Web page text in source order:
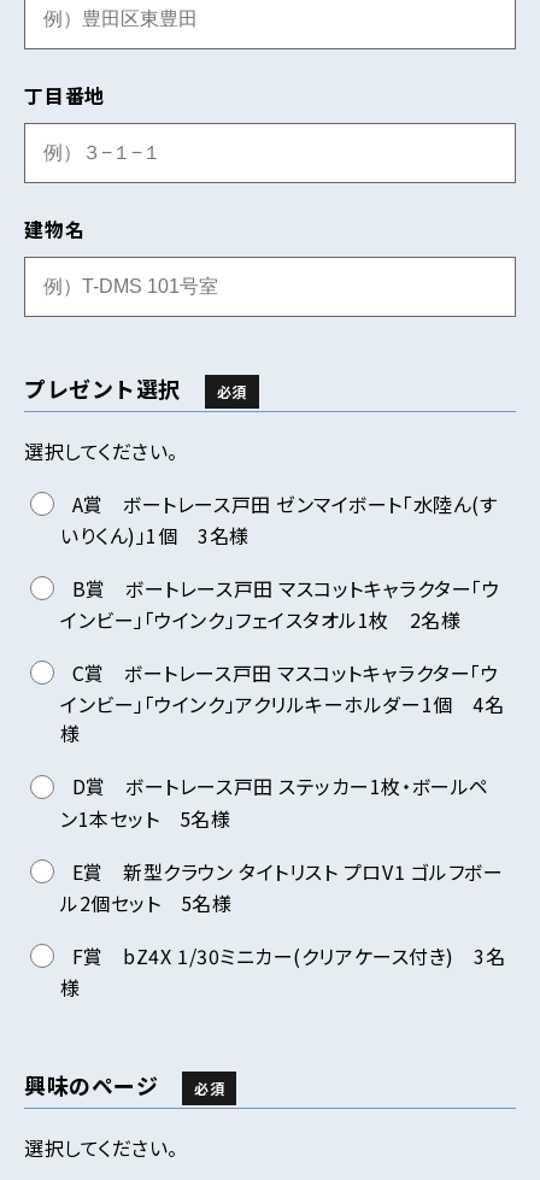
丁目番地
建物名
プレゼント選択 必須
選択してください。
A賞 ボートレース戸田 ゼンマイボート「水陸ん(す
いりくん)」1個 3名様
B賞 ボートレース戸田 マスコットキャラクター「ウ
インビー」「ウインク」フェイスタオル1枚 2名様
C賞 ボートレース戸田 マスコットキャラクター「ウ
インビー」「ウインク」アクリルキーホルダー1個 4名
様
D賞 ボートレース戸田 ステッカー1枚・ボールペ
ン1本セット 5名様
E賞 新型クラウン タイトリスト プロV1 ゴルフボー
ル2個セット 5名様
F賞 bZ4X 1/30ミニカー(クリアケース付き) 3名
様
興味のページ 必須
選択してください。